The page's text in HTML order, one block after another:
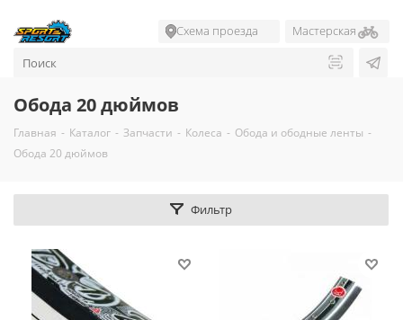
Схема проезда Мастерская
Обода 20 дюймов
Главная - Каталог - Запчасти - Колеса - Обода и ободные ленты -
Обода 20 дюймов
Фильтр